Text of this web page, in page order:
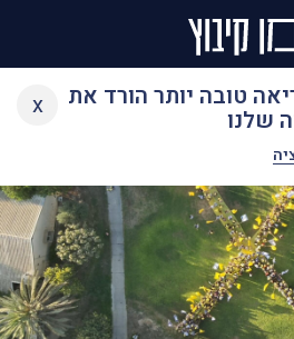
טובה יותר הורד את
שלנו x